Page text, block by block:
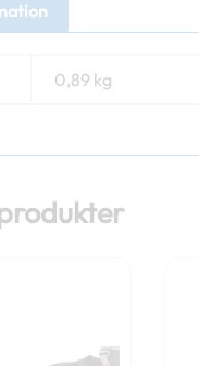
0,89 kg